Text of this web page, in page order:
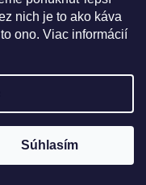
nich je to ako káva
ono. Viac informácií
Súhlasím